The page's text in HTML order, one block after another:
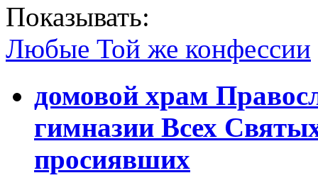
Показывать:
Любые Той же конфессии
домовой храм
гимназии Всех
просиявших